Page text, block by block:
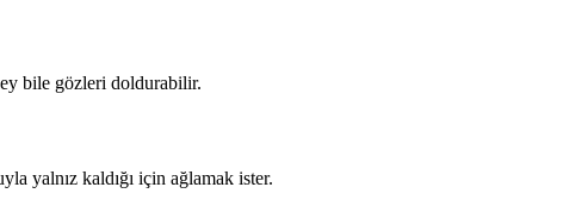
bile gözleri doldurabilir.
yalnız kaldığı için ağlamak ister.